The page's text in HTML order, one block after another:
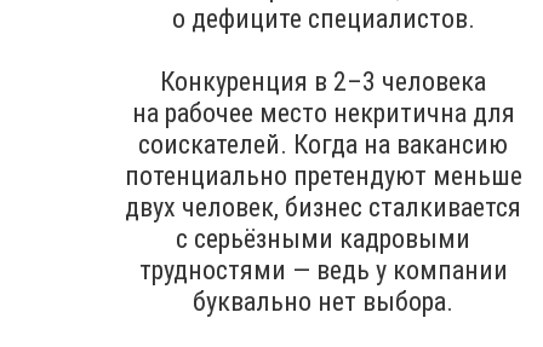
о дефиците специалистов.
Конкуренция в 2–3 человека
на рабочее место некритична для
соискателей. Когда на вакансию
потенциально претендуют меньше
двух человек, бизнес сталкивается
с серьёзными кадровыми
трудностями — ведь у компании
буквально нет выбора.